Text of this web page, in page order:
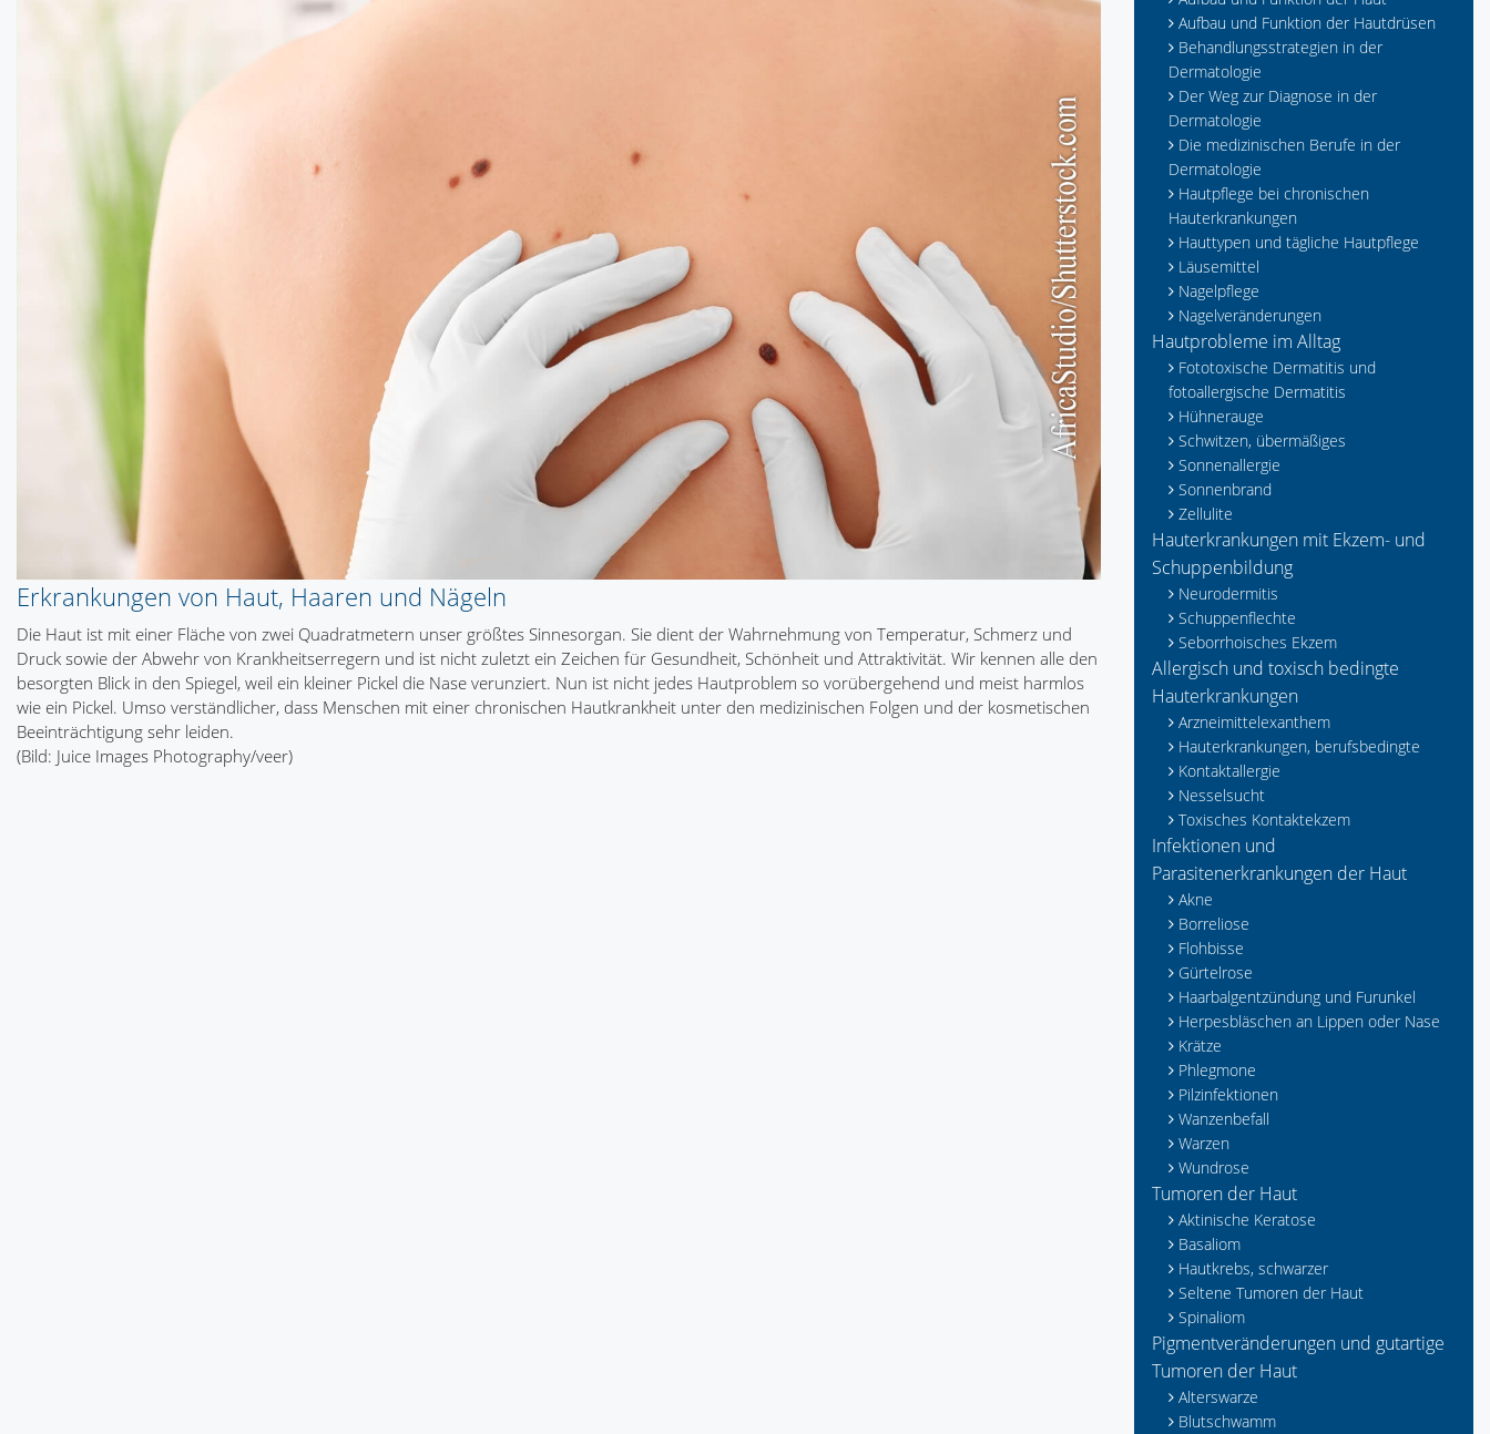
Erkrankungen von Haut, Haaren und Nägeln
Die Haut ist mit einer Fläche von zwei Quadratmetern unser größtes Sinnesorgan. Sie dient der Wahrnehmung von Temperatur, Schmerz und
Druck sowie der Abwehr von Krankheitserregern und ist nicht zuletzt ein Zeichen für Gesundheit, Schönheit und Attraktivität. Wir kennen alle den
besorgten Blick in den Spiegel, weil ein kleiner Pickel die Nase verunziert. Nun ist nicht jedes Hautproblem so vorübergehend und meist harmlos
wie ein Pickel. Umso verständlicher, dass Menschen mit einer chronischen Hautkrankheit unter den medizinischen Folgen und der kosmetischen
Beeinträchtigung sehr leiden.
(Bild: Juice Images Photography/veer)
Aufbau und Funktion der Hautdrüsen
Behandlungsstrategien in der
Dermatologie
Der Weg zur Diagnose in der
Dermatologie
Die medizinischen Berufe in der
Dermatologie
Hautpflege bei chronischen
Hauterkrankungen
Hauttypen und tägliche Hautpflege
Läusemittel
Nagelpflege
Nagelveränderungen
Hautprobleme im Alltag
Fototoxische Dermatitis und
fotoallergische Dermatitis
Hühnerauge
Schwitzen, übermäßiges
Sonnenallergie
Sonnenbrand
Zellulite
Hauterkrankungen mit Ekzem- und
Schuppenbildung
Neurodermitis
Schuppenflechte
Seborrhoisches Ekzem
Allergisch und toxisch bedingte
Hauterkrankungen
Arzneimittelexanthem
Hauterkrankungen, berufsbedingte
Kontaktallergie
Nesselsucht
Toxisches Kontaktekzem
Infektionen und
Parasitenerkrankungen der Haut
Akne
Borreliose
Flohbisse
Gürtelrose
Haarbalgentzündung und Furunkel
Herpesbläschen an Lippen oder Nase
Krätze
Phlegmone
Pilzinfektionen
Wanzenbefall
Warzen
Wundrose
Tumoren der Haut
Aktinische Keratose
Basaliom
Hautkrebs, schwarzer
Seltene Tumoren der Haut
Spinaliom
Pigmentveränderungen und gutartige
Tumoren der Haut
Alterswarze
Blutschwamm